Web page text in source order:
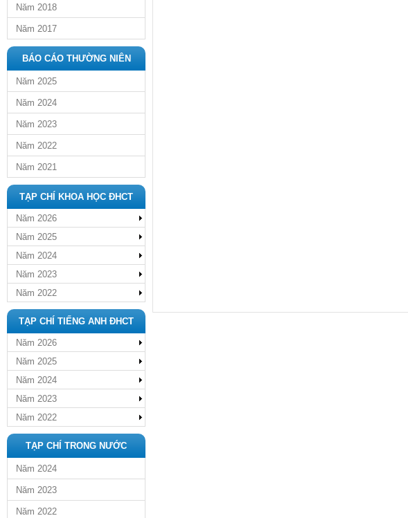
Năm 2018
Năm 2017
BÁO CÁO THƯỜNG NIÊN
Năm 2025
Năm 2024
Năm 2023
Năm 2022
Năm 2021
TẠP CHÍ KHOA HỌC ĐHCT
Năm 2026
Năm 2025
Năm 2024
Năm 2023
Năm 2022
TẠP CHÍ TIẾNG ANH ĐHCT
Năm 2026
Năm 2025
Năm 2024
Năm 2023
Năm 2022
TẠP CHÍ TRONG NƯỚC
Năm 2024
Năm 2023
Năm 2022